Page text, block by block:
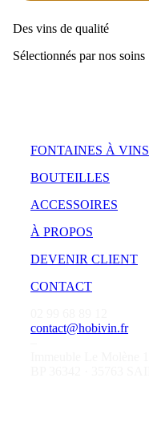
Des vins de qualité
Sélectionnés par nos soins
FONTAINES À VINS
BOUTEILLES
ACCESSOIRES
À PROPOS
DEVENIR CLIENT
CONTACT
contact@hobivin.fr